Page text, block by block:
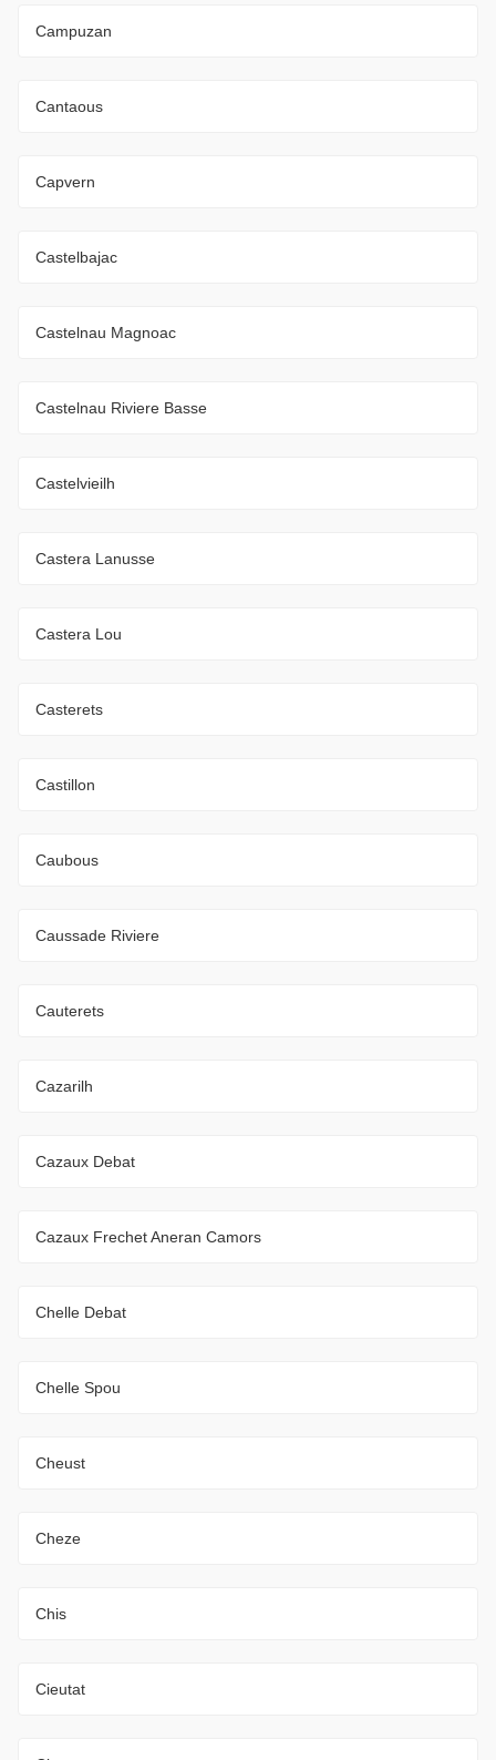
Campuzan
Cantaous
Capvern
Castelbajac
Castelnau Magnoac
Castelnau Riviere Basse
Castelvieilh
Castera Lanusse
Castera Lou
Casterets
Castillon
Caubous
Caussade Riviere
Cauterets
Cazarilh
Cazaux Debat
Cazaux Frechet Aneran Camors
Chelle Debat
Chelle Spou
Cheust
Cheze
Chis
Cieutat